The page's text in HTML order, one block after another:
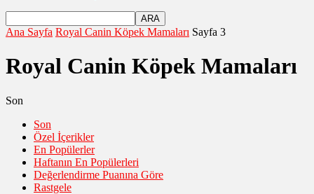
Ana Sayfa Royal Canin Köpek Mamaları Sayfa 3
Royal Canin Köpek Mamaları
Son
Son
Özel İçerikler
En Popülerler
Haftanın En Popülerleri
Değerlendirme Puanına Göre
Rastgele